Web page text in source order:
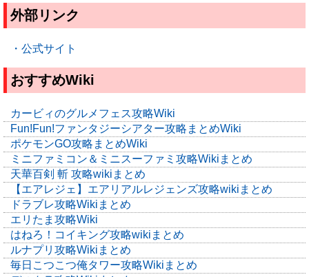
外部リンク
・公式サイト
おすすめWiki
カービィのグルメフェス攻略Wiki
Fun!Fun!ファンタジーシアター攻略まとめWiki
ポケモンGO攻略まとめWiki
ミニファミコン＆ミニスーファミ攻略Wikiまとめ
天華百剣 斬 攻略wikiまとめ
【エアレジェ】エアリアルレジェンズ攻略wikiまとめ
ドラブレ攻略Wikiまとめ
エリたま攻略Wiki
はねろ！コイキング攻略wikiまとめ
ルナプリ攻略Wikiまとめ
毎日こつこつ俺タワー攻略Wikiまとめ